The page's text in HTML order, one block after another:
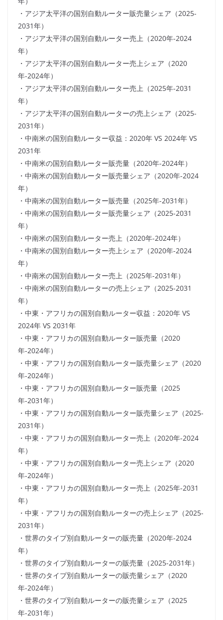
・アジア太平洋の国別自動ルーター販売量シェア（2025-
2031年）
・アジア太平洋の国別自動ルーター売上（2020年-2024
年）
・アジア太平洋の国別自動ルーター売上シェア（2020
年-2024年）
・アジア太平洋の国別自動ルーター売上（2025年-2031
年）
・アジア太平洋の国別自動ルーターの売上シェア（2025-
2031年）
・中南米の国別自動ルーター収益：2020年 VS 2024年 VS
2031年
・中南米の国別自動ルーター販売量（2020年-2024年）
・中南米の国別自動ルーター販売量シェア（2020年-2024
年）
・中南米の国別自動ルーター販売量（2025年-2031年）
・中南米の国別自動ルーター販売量シェア（2025-2031
年）
・中南米の国別自動ルーター売上（2020年-2024年）
・中南米の国別自動ルーター売上シェア（2020年-2024
年）
・中南米の国別自動ルーター売上（2025年-2031年）
・中南米の国別自動ルーターの売上シェア（2025-2031
年）
・中東・アフリカの国別自動ルーター収益：2020年 VS
2024年 VS 2031年
・中東・アフリカの国別自動ルーター販売量（2020
年-2024年）
・中東・アフリカの国別自動ルーター販売量シェア（2020
年-2024年）
・中東・アフリカの国別自動ルーター販売量（2025
年-2031年）
・中東・アフリカの国別自動ルーター販売量シェア（2025-
2031年）
・中東・アフリカの国別自動ルーター売上（2020年-2024
年）
・中東・アフリカの国別自動ルーター売上シェア（2020
年-2024年）
・中東・アフリカの国別自動ルーター売上（2025年-2031
年）
・中東・アフリカの国別自動ルーターの売上シェア（2025-
2031年）
・世界のタイプ別自動ルーターの販売量（2020年-2024
年）
・世界のタイプ別自動ルーターの販売量（2025-2031年）
・世界のタイプ別自動ルーターの販売量シェア（2020
年-2024年）
・世界のタイプ別自動ルーターの販売量シェア（2025
年-2031年）